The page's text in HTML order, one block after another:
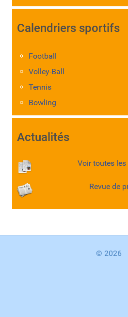
Calendriers sportifs
Football
Volley-Ball
Tennis
Bowling
Actualités
Voir toutes les
Revue de
© 2026